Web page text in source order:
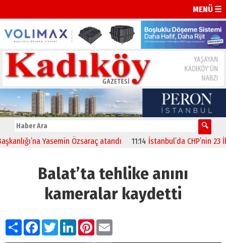
MENÜ ☰
Yasemin Özsaraç atandı 11:14 İstanbul’da CHP’nin 23 İlçe
Balat’ta tehlike anını
kameralar kaydetti
PaylaşFacebook
TwitterLinkedIn
Pinterest
Email